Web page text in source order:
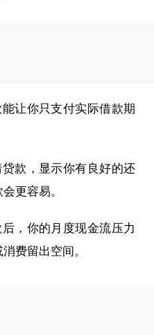
让你只支付实际借款期
款，显示你有良好的还
更容易。
，你的月度现金流压力
费留出空间。